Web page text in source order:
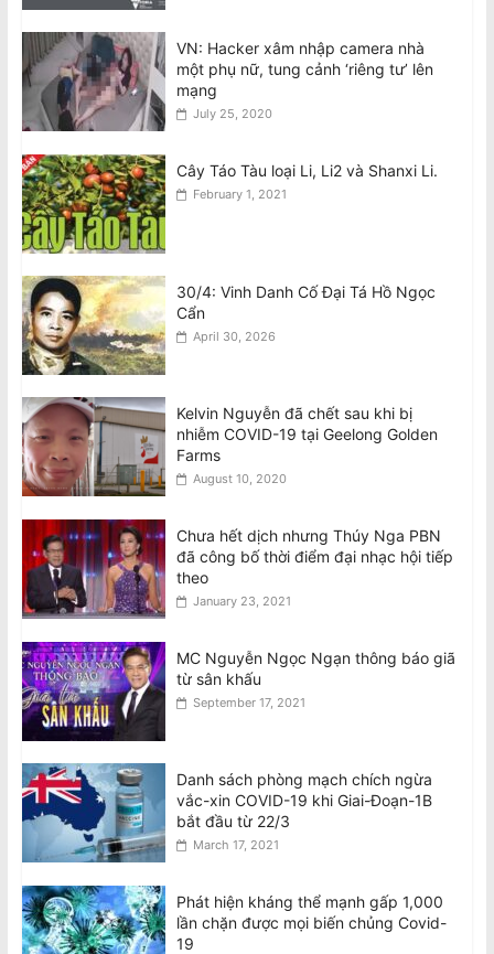
Thông Cáo: Không Chấp Nhận Sự Có
Mặt Của Đại Tướng Công An –Tổng Bí
Thư Kiêm Chủ Tịch Nước CHXHCN
August 7, 2026
VN: Hacker xâm nhập camera nhà
một phụ nữ, tung cảnh ‘riêng tư’ lên
mạng
July 25, 2020
Cây Táo Tàu loại Li, Li2 và Shanxi Li.
February 1, 2021
30/4: Vinh Danh Cố Đại Tá Hồ Ngọc
Cẩn
April 30, 2026
Kelvin Nguyễn đã chết sau khi bị
nhiễm COVID-19 tại Geelong Golden
Farms
August 10, 2020
Chưa hết dịch nhưng Thúy Nga PBN
đã công bố thời điểm đại nhạc hội tiếp
theo
January 23, 2021
MC Nguyễn Ngọc Ngạn thông báo giã
từ sân khấu
September 17, 2021
Danh sách phòng mạch chích ngừa
vắc-xin COVID-19 khi Giai-Đoạn-1B
bắt đầu từ 22/3
March 17, 2021
Phát hiện kháng thể mạnh gấp 1,000
lần chặn được mọi biến chủng Covid-
19